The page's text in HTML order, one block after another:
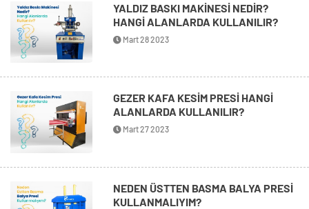
YALDIZ BASKI MAKİNESİ NEDİR?
HANGİ ALANLARDA KULLANILIR?
Mart 28 2023
GEZER KAFA KESİM PRESİ HANGİ
ALANLARDA KULLANILIR?
Mart 27 2023
NEDEN ÜSTTEN BASMA BALYA PRESİ
KULLANMALIYIM?